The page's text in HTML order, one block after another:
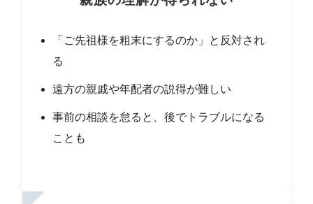
「ご先祖様を粗末にするのか」と反対され
る
遠方の親戚や年配者の説得が難しい
事前の相談を怠ると、後でトラブルになる
ことも